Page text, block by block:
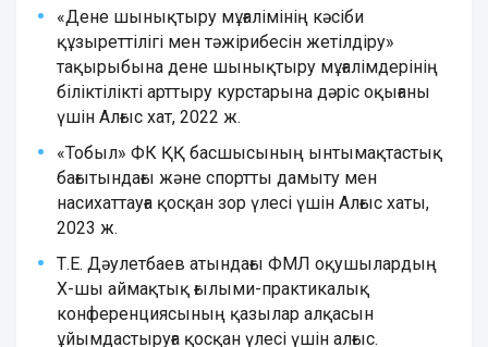
«Дене шынықтыру мұғалімінің кәсіби
құзыреттілігі мен тәжірибесін жетілдіру»
тақырыбына дене шынықтыру мұғалімдерінің
біліктілікті арттыру курстарына дәріс оқығаны
үшін Алғыс хат, 2022 ж.
«Тобыл» ФК ҚҚ басшысының ынтымақтастық
бағытындағы және спортты дамыту мен
насихаттауға қосқан зор үлесі үшін Алғыс хаты,
2023 ж.
Т.Е. Дәулетбаев атындағы ФМЛ оқушылардың
Х-шы аймақтық ғылыми-практикалық
конференциясының қазылар алқасын
ұйымдастыруға қосқан үлесі үшін алғыс.